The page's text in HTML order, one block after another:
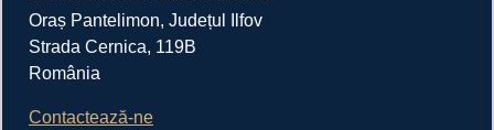
Oraș Pantelimon, Județul Ilfov
Strada Cernica, 119B
România
Contactează-ne